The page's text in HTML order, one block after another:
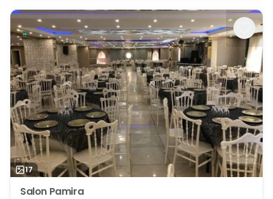
17
Salon Pamira